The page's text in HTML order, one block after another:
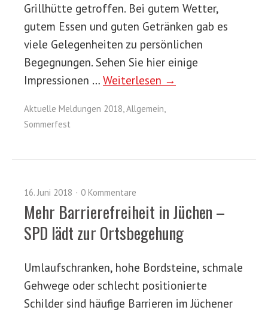
Grillhütte getroffen. Bei gutem Wetter,
gutem Essen und guten Getränken gab es
viele Gelegenheiten zu persönlichen
Begegnungen. Sehen Sie hier einige
Impressionen … Weiterlesen →
Aktuelle Meldungen 2018,Allgemein,
Sommerfest
16. Juni 2018 0 Kommentare
Mehr Barrierefreiheit in Jüchen –
SPD lädt zur Ortsbegehung
Umlaufschranken, hohe Bordsteine, schmale
Gehwege oder schlecht positionierte
Schilder sind häufige Barrieren im Jüchener